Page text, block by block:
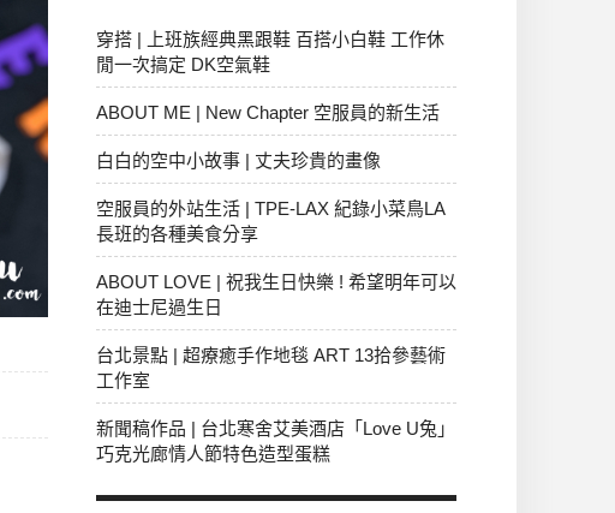
穿搭 | 上班族經典黑跟鞋 百搭小白鞋 工作休
閒一次搞定 DK空氣鞋
ABOUT ME | New Chapter 空服員的新生活
白白的空中小故事 | 丈夫珍貴的畫像
空服員的外站生活 | TPE-LAX 紀錄小菜鳥LA
長班的各種美食分享
ABOUT LOVE | 祝我生日快樂 ! 希望明年可以
在迪士尼過生日
台北景點 | 超療癒手作地毯 ART 13拾參藝術
工作室
新聞稿作品 | 台北寒舍艾美酒店「Love U兔」
巧克光廊情人節特色造型蛋糕